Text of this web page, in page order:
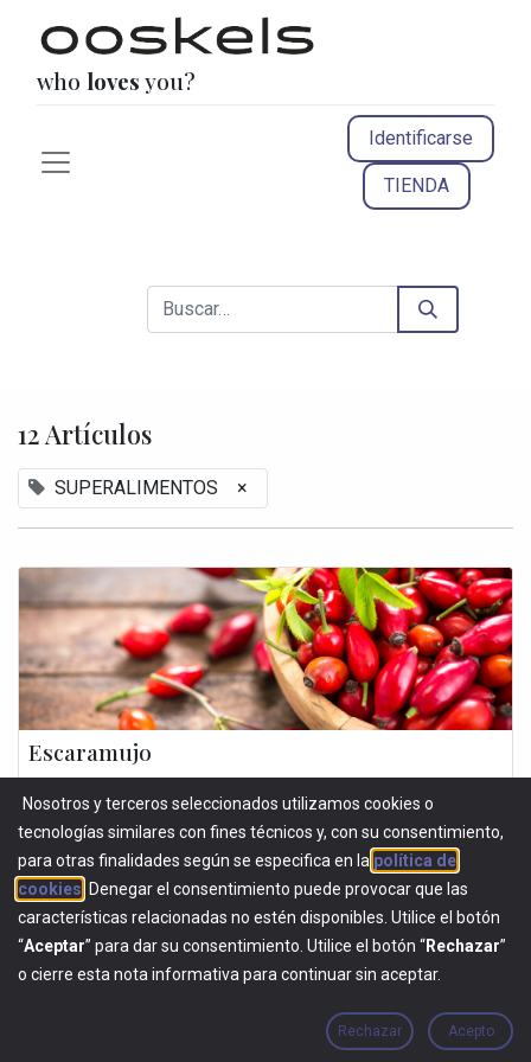
who loves you?
Identificarse
TIENDA
12 Artículos
SUPERALIMENTOS ×
Escaramujo
antioxidante, gracias, principalmente, al contenido en vitamina C y, su
papel en el sistema urinario del animal. El escaramujo es el pseudof...
BOTÁNICOS SUPERALIMENTOS
Nosotros y terceros seleccionados utilizamos cookies o
tecnologías similares con fines técnicos y, con su consentimiento,
para otras finalidades según se especifica en la política de
cookies . Denegar el consentimiento puede provocar que las
características relacionadas no estén disponibles. Utilice el botón
“Aceptar” para dar su consentimiento. Utilice el botón “Rechazar”
o cierre esta nota informativa para continuar sin aceptar.
Rechazar Acepto